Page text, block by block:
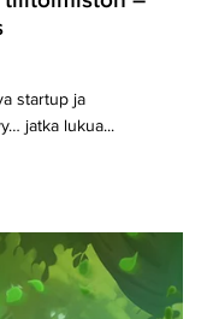
startup ja
jatka lukua...